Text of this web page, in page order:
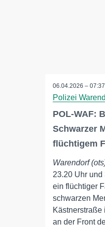
06.04.2026 – 07:37
Polizei
POL-WAF:
Schwarzer
flüchtigem
Warendorf
23.20 Uhr und
ein flüchtiger
schwarzen
Kästnerstraße
an der Front